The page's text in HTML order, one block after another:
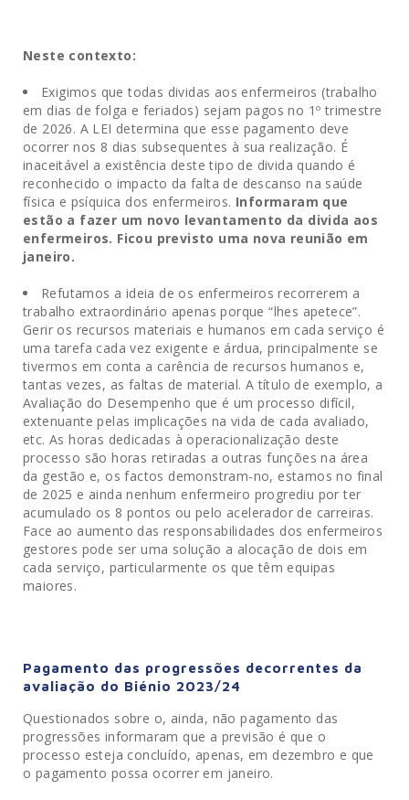
Neste contexto:
Exigimos que todas dividas aos enfermeiros (trabalho
em dias de folga e feriados) sejam pagos no 1º trimestre
de 2026. A LEI determina que esse pagamento deve
ocorrer nos 8 dias subsequentes à sua realização. É
inaceitável a existência deste tipo de divida quando é
reconhecido o impacto da falta de descanso na saúde
física e psíquica dos enfermeiros. Informaram que
estão a fazer um novo levantamento da divida aos
enfermeiros. Ficou previsto uma nova reunião em
janeiro.
Refutamos a ideia de os enfermeiros recorrerem a
trabalho extraordinário apenas porque “lhes apetece”.
Gerir os recursos materiais e humanos em cada serviço é
uma tarefa cada vez exigente e árdua, principalmente se
tivermos em conta a carência de recursos humanos e,
tantas vezes, as faltas de material. A título de exemplo, a
Avaliação do Desempenho que é um processo difícil,
extenuante pelas implicações na vida de cada avaliado,
etc. As horas dedicadas à operacionalização deste
processo são horas retiradas a outras funções na área
da gestão e, os factos demonstram-no, estamos no final
de 2025 e ainda nenhum enfermeiro progrediu por ter
acumulado os 8 pontos ou pelo acelerador de carreiras.
Face ao aumento das responsabilidades dos enfermeiros
gestores pode ser uma solução a alocação de dois em
cada serviço, particularmente os que têm equipas
maiores.
Pagamento das progressões decorrentes da
avaliação do Biénio 2023/24
Questionados sobre o, ainda, não pagamento das
progressões informaram que a previsão é que o
processo esteja concluído, apenas, em dezembro e que
o pagamento possa ocorrer em janeiro.